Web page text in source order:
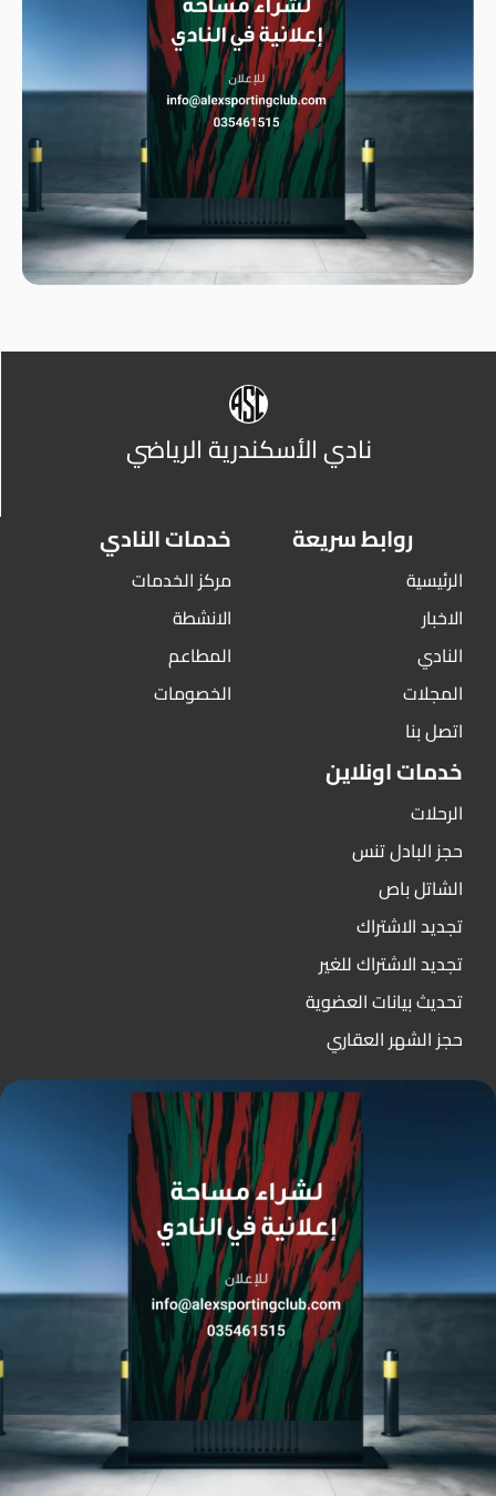
نادي الأسكندرية الرياضي
روابط سريعة
الرئيسية
الاخبار
النادي
المجلات
اتصل بنا
خدمات النادي
مركز الخدمات
الانشطة
المطاعم
الخصومات
خدمات اونلاين
الرحلات
حجز البادل تنس
الشاتل باص
تجديد الاشتراك
تجديد الاشتراك للغير
تحديث بيانات العضوية
حجز الشهر العقاري